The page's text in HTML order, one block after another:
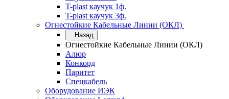
T-plast каучук 1ф.
T-plast каучук 3ф.
Огнестойкие Кабельные Линии (ОКЛ)
Назад
Огнестойкие Кабельные Линии (ОКЛ)
Алюр
Конкорд
Паритет
Спецкабель
Оборудование ИЭК